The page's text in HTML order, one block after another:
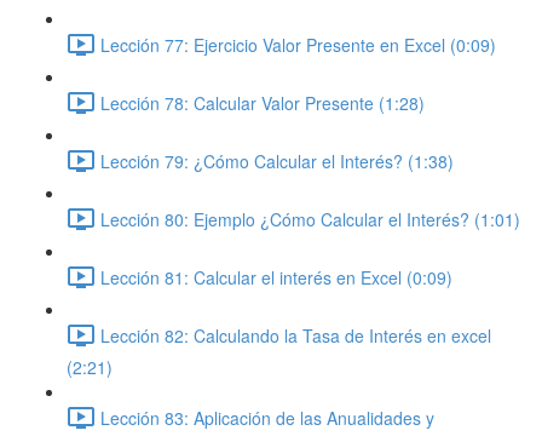
Lección 77: Ejercicio Valor Presente en Excel (0:09)
Lección 78: Calcular Valor Presente (1:28)
Lección 79: ¿Cómo Calcular el Interés? (1:38)
Lección 80: Ejemplo ¿Cómo Calcular el Interés? (1:01)
Lección 81: Calcular el interés en Excel (0:09)
Lección 82: Calculando la Tasa de Interés en excel
(2:21)
Lección 83: Aplicación de las Anualidades y